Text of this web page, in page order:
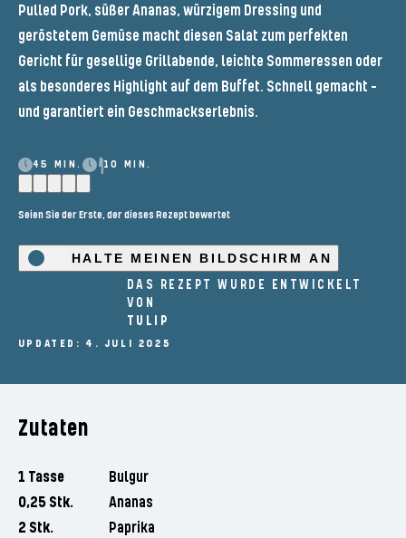
Pulled Pork, süßer Ananas, würzigem Dressing und
geröstetem Gemüse macht diesen Salat zum perfekten
Gericht für gesellige Grillabende, leichte Sommeressen oder
als besonderes Highlight auf dem Buffet. Schnell gemacht –
und garantiert ein Geschmackserlebnis.
45 MIN. 10 MIN.
Seien Sie der Erste, der dieses Rezept bewertet
HALTE MEINEN BILDSCHIRM AN
DAS REZEPT WURDE ENTWICKELT
VON
TULIP
UPDATED: 4. JULI 2025
Zutaten
1 Tasse
Bulgur
0,25 Stk.
Ananas
2 Stk.
Paprika